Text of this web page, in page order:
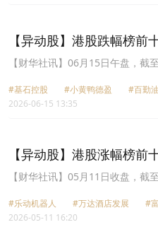
18.68%、百信国际(00574.HK)跌
【异动股】港股跌幅榜前
41.200%，小黄鸭德盈
【财华社讯】06月15日午盘，截
21.880%、百勤油服(02178.HK)
跌幅18.080%、老恒和酿造
16.670%、民商创科(01632.HK)
#基石控股 #小黄鸭德盈
#百勤
2026-06-15 13:35
【异动股】港股涨幅榜前
涨127.62%，万达酒店发
【财华社讯】05月11日收盘，截
79.00%、富通科技(00465.HK)涨
幅49.11%、中国汽车内饰
#乐动机器人 #万达酒店发展
#
2026-05-11 16:20